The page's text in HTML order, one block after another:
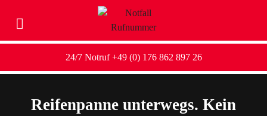
24/7 Notruf +49 (0) 176 862 897 26
Reifenpanne unterwegs. Kein